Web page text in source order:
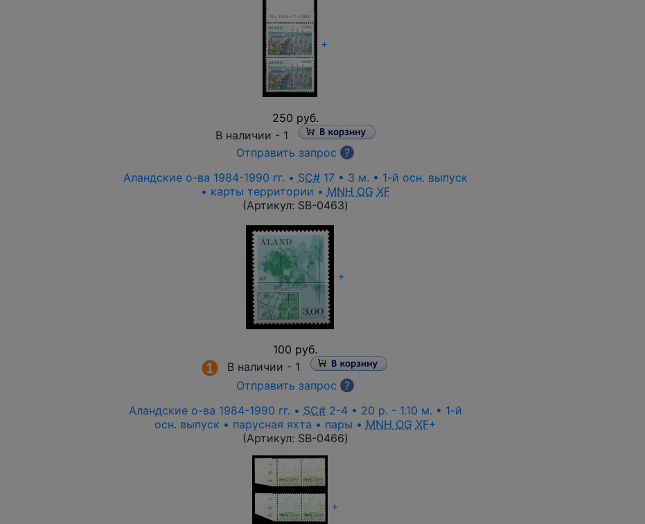
+
250 руб.
В наличии - 1
Отправить запрос
?
Аландские о-ва 1984-1990 гг. • SC#17 • 3 м. • 1-й осн. выпуск
• карты территории • MNH OG XF
(Артикул: SB-0463)
+
100 руб.
В наличии - 1
Отправить запрос
?
Аландские о-ва 1984-1990 гг. • SC#2-4 • 20 p. - 1.10 м. • 1-й
осн. выпуск • парусная яхта • пары • MNH OG XF+
(Артикул: SB-0466)
+